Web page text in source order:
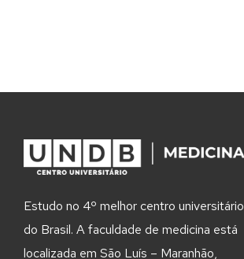
Estudo no 4º melhor centro universitário
do Brasil. A faculdade de medicina está
localizada em São Luís – Maranhão,